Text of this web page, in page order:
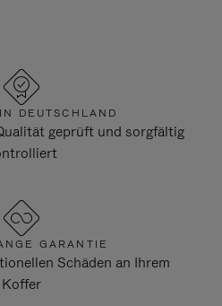
DEUTSCHLAND
geprüft und sorgfältig
GARANTIE
Schäden an Ihrem
Koffer